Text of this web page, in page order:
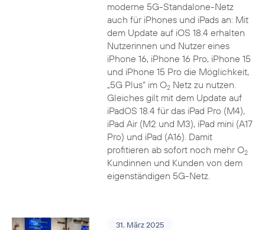
moderne 5G-Standalone-Netz
auch für iPhones und iPads an: Mit
dem Update auf iOS 18.4 erhalten
Nutzerinnen und Nutzer eines
iPhone 16, iPhone 16 Pro, iPhone 15
und iPhone 15 Pro die Möglichkeit,
„5G Plus“ im O2Netz zu nutzen.
Gleiches gilt mit dem Update auf
iPadOS 18.4 für das iPad Pro (M4),
iPad Air (M2 und M3), iPad mini (A17
Pro) und iPad (A16). Damit
profitieren ab sofort noch mehr O2
Kundinnen und Kunden von dem
eigenständigen 5G-Netz.
31. März 2025